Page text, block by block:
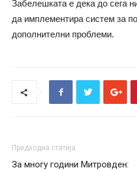
Забелешката е дека до сега
да имплементира систем за
дополнителни проблеми.
Предходна статија
За многу години Митровден: